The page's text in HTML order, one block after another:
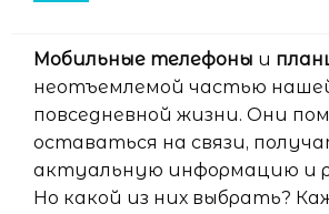
Мобильные телефоны и
неотъемлемой частью
повседневной жизни. Они
оставаться на связи,
актуальную информацию и
Но какой из них выбрать?